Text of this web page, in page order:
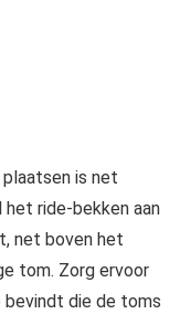
is net
het ride-bekken aan
net boven het
tom. Zorg ervoor
bevindt die de toms